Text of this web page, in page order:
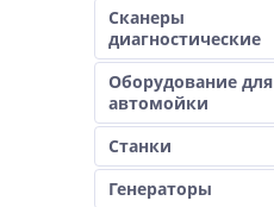
Сканеры
диагностические
Оборудование для
автомойки
Станки
Генераторы